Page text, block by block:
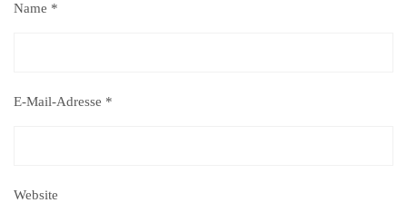
Name *
E-Mail-Adresse *
Website